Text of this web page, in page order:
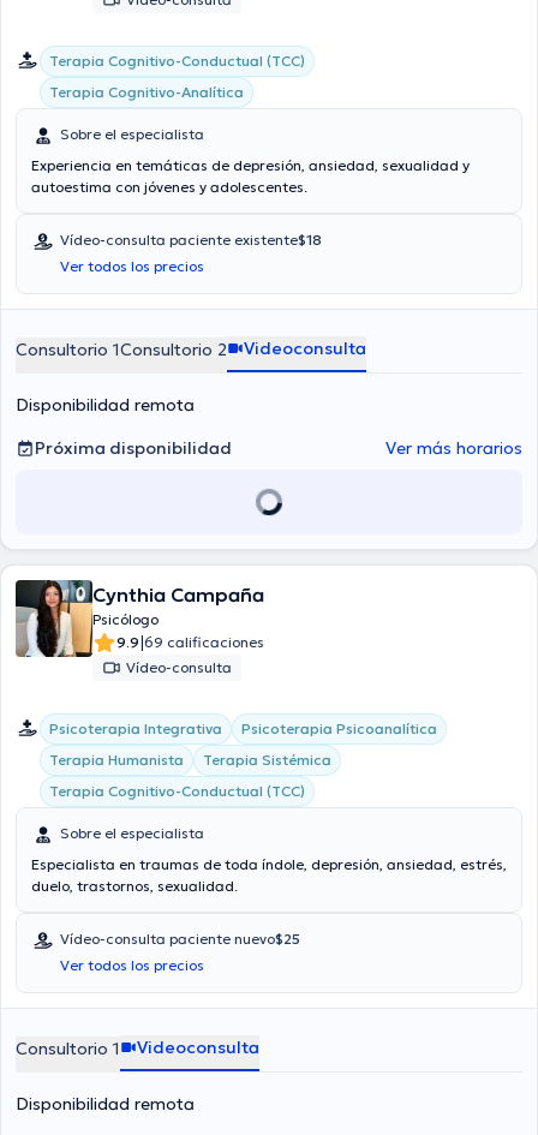
Terapia Cognitivo-Conductual (TCC)
Terapia Cognitivo-Analítica
Sobre el especialista
Experiencia en temáticas de depresión, ansiedad, sexualidad y
autoestima con jóvenes y adolescentes.
Vídeo-consulta paciente existente$18
Ver todos los precios
Consultorio 1Consultorio 2 Videoconsulta
Disponibilidad remota
Próxima disponibilidad
Ver más horarios
Cynthia Campaña
Psicólogo
9.9|69 calificaciones
Vídeo-consulta
Psicoterapia Integrativa
Psicoterapia Psicoanalítica
Terapia Humanista
Terapia Sistémica
Terapia Cognitivo-Conductual (TCC)
Sobre el especialista
Especialista en traumas de toda índole, depresión, ansiedad, estrés,
duelo, trastornos, sexualidad.
Vídeo-consulta paciente nuevo$25
Ver todos los precios
Consultorio 1 Videoconsulta
Disponibilidad remota